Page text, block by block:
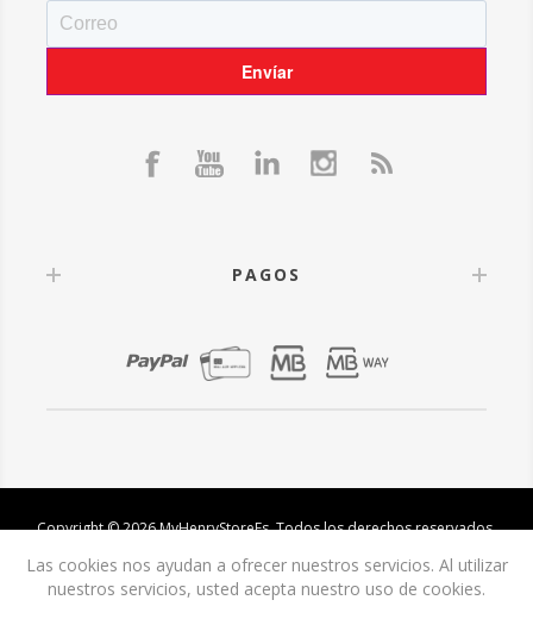
PAGOS
Copyright © 2026 MyHenryStoreEs. Todos los derechos reservados.
Las cookies nos ayudan a ofrecer nuestros servicios. Al utilizar
nuestros servicios, usted acepta nuestro uso de cookies.